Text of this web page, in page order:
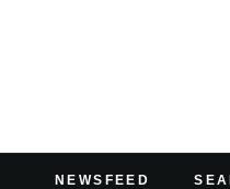
NEWSFEED